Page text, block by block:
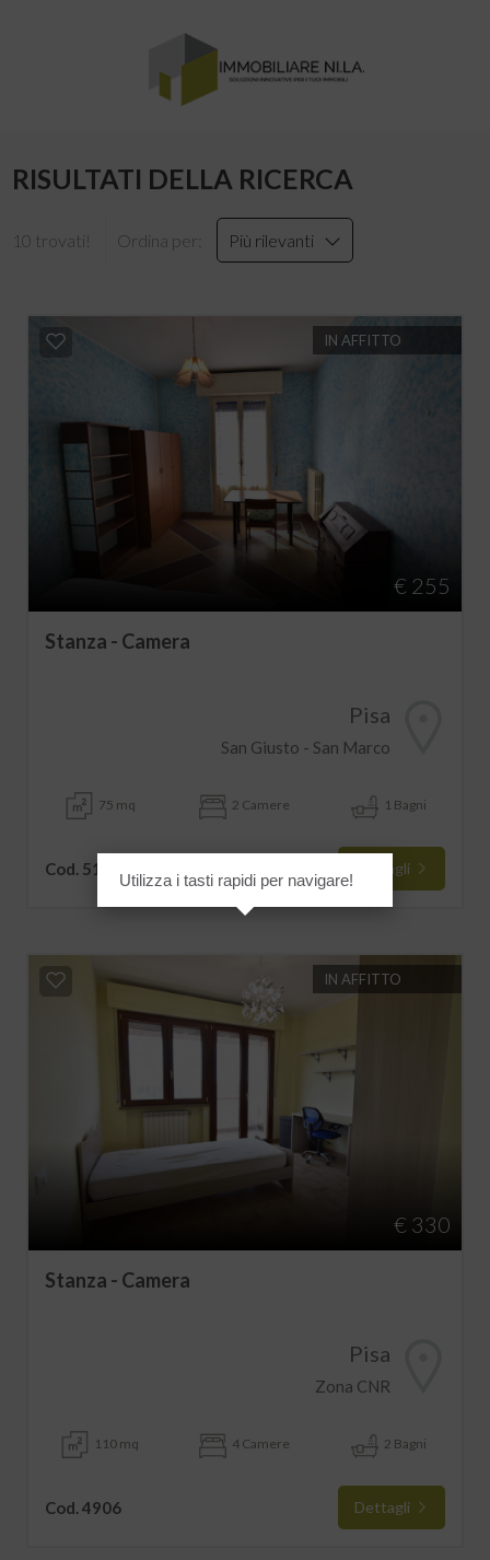
RISULTATI DELLA RICERCA
10 trovati! Ordina per: Più rilevanti
IN AFFITTO
€ 255
Stanza - Camera
Pisa
San Giusto - San Marco
75 mq 2 Camere 1 Bagni
Cod. 5153 Dettagli
IN AFFITTO
€ 330
Stanza - Camera
Pisa
Zona CNR
110 mq 4 Camere 2 Bagni
Cod. 4906 Dettagli
Utilizza i tasti rapidi per navigare!